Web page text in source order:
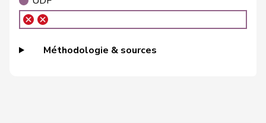
Bühler
Manfred UDC V
BE
Marbach
Christine Centre
Méthodologie & sources